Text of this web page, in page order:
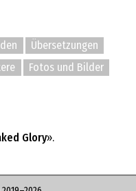
Übersetzungen
Fotos und Bilder
Glory».